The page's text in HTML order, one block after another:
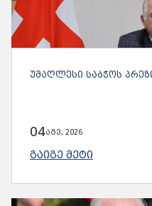
ᲣᲛᲐᲦᲚᲔᲡᲘ ᲡᲐᲑᲭᲝᲡ
04აგვ, 2026
ᲒᲐᲘᲒᲔ ᲛᲔᲢᲘ